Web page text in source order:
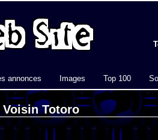
annonces Images Top 100
Totoro